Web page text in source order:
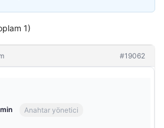
1)
#19062
Anahtar yönetici